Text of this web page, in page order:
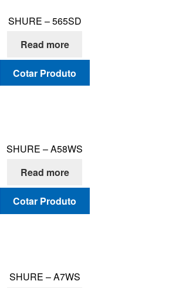
SHURE – 565SD
Read more
Cotar Produto
SHURE – A58WS
Read more
Cotar Produto
SHURE – A7WS